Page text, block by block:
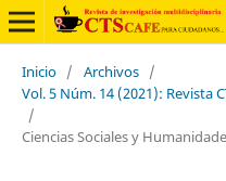
Inicio / Archivos /
Vol. 5 Núm. 14 (2021): Revista
/
Ciencias Sociales y